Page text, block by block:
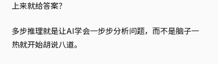
上来就给答案？
多步推理就是让AI学会一步步分析问题，而不是脑子一
热就开始胡说八道。